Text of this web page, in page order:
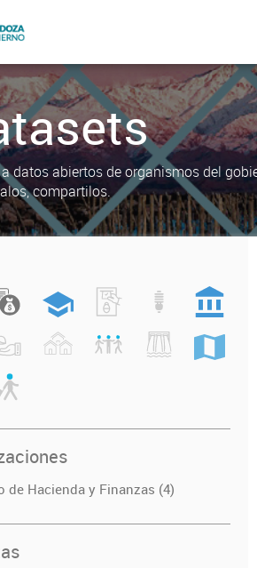
datos abiertos de organismos del
compartilos.
de Hacienda y Finanzas (4)